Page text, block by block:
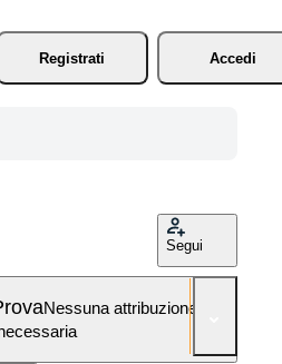
Registrati
Accedi
Segui
Nessuna attribuzione